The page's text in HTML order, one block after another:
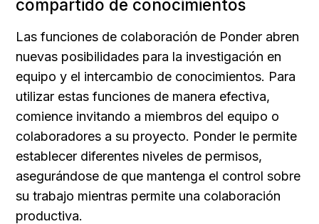
compartido de conocimientos
Las funciones de colaboración de Ponder abren
nuevas posibilidades para la investigación en
equipo y el intercambio de conocimientos. Para
utilizar estas funciones de manera efectiva,
comience invitando a miembros del equipo o
colaboradores a su proyecto. Ponder le permite
establecer diferentes niveles de permisos,
asegurándose de que mantenga el control sobre
su trabajo mientras permite una colaboración
productiva.